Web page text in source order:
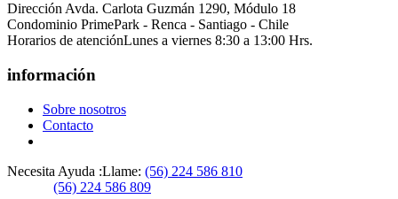
Dirección Avda. Carlota Guzmán 1290, Módulo 18
Condominio PrimePark - Renca - Santiago - Chile
Horarios de atenciónLunes a viernes 8:30 a 13:00 Hrs.
información
Sobre nosotros
Contacto
Necesita Ayuda :Llame: (56) 224 586 810
(56) 224 586 809